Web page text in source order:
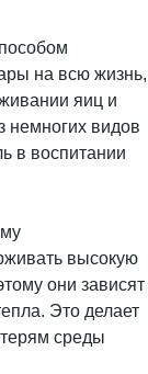
на всю жизнь,
яиц и
немногих видов
в воспитании
высокую
они зависят
Это делает
среды